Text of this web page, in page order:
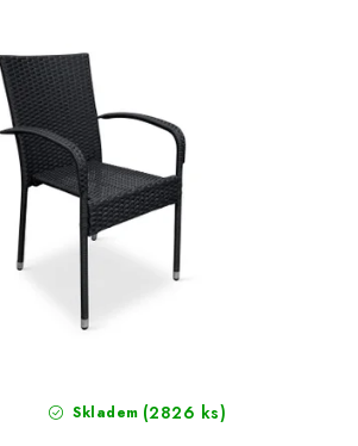
Skladem (2826 ks)